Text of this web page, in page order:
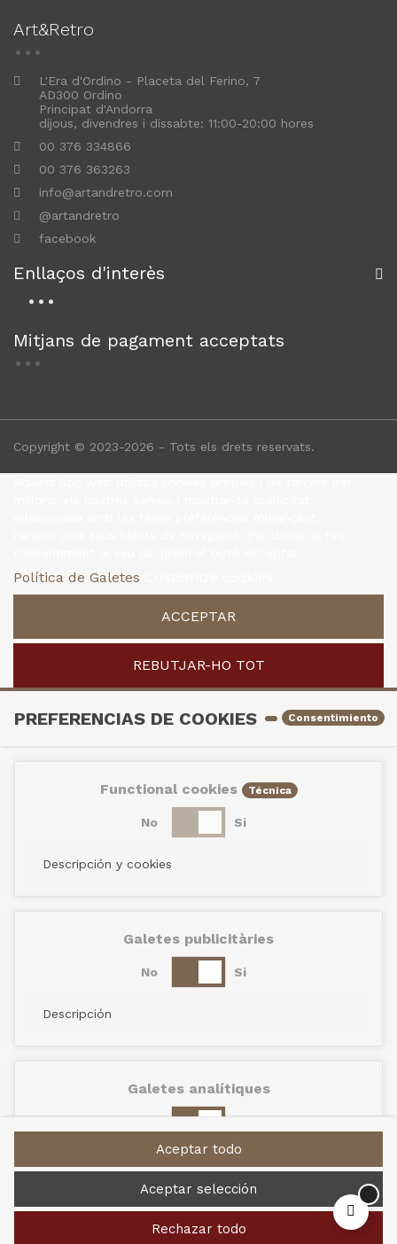
Art&Retro
L'Era d'Ordino - Placeta del Ferino, 7
AD300 Ordino
Principat d'Andorra
dijous, divendres i dissabte: 11:00-20:00 hores
00 376 334866
00 376 363263
info@artandretro.com
@artandretro
facebook
Enllaços d'interès
Mitjans de pagament acceptats
Copyright © 2023-2026 - Tots els drets reservats.
Política de Galetes
REBUTJAR-HO TOT
ACCEPTAR
PREFERENCIAS DE COOKIES Consentimiento
Functional cookies Técnica
No Si
Descripción y cookies
Galetes publicitàries
No Si
Descripción
Galetes analítiques
Galetes de rendiment
Rechazar todo
Aceptar selección
Aceptar todo